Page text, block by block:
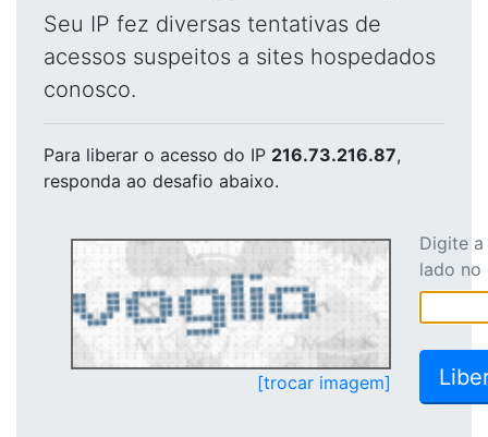
Seu IP fez diversas tentativas de
acessos suspeitos a sites hospedados
conosco.
Para liberar o acesso do IP 216.73.216.87,
responda ao desafio abaixo.
[trocar imagem]
Digite
lado no